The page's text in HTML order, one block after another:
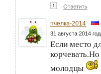
↑ Ответить
пчелка-2014
31 августа 2014
Если место
молодцы